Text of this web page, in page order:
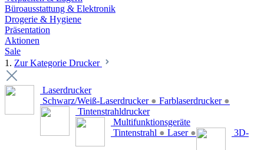
Büroausstattung & Elektronik
Drogerie & Hygiene
Präsentation
Aktionen
Sale
1. Zur Kategorie Drucker
Laserdrucker
Schwarz/Weiß-Laserdrucker ● Farblaserdrucker ●
Tintenstrahldrucker
Multifunktionsgeräte
Tintenstrahl ● Laser ● 3D-